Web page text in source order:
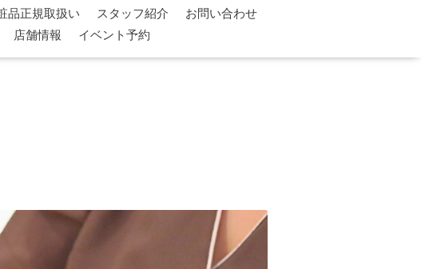
品正規取扱い スタッフ紹介
お問い合わせ
店舗情報 イベント予約